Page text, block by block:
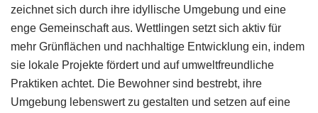
zeichnet sich durch ihre idyllische Umgebung und eine
enge Gemeinschaft aus. Wettlingen setzt sich aktiv für
mehr Grünflächen und nachhaltige Entwicklung ein, indem
sie lokale Projekte fördert und auf umweltfreundliche
Praktiken achtet. Die Bewohner sind bestrebt, ihre
Umgebung lebenswert zu gestalten und setzen auf eine